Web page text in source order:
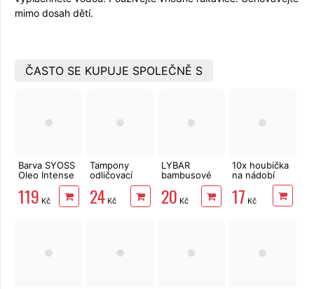
mimo dosah dětí.
ČASTO SE KUPUJE SPOLEČNĚ S
Barva SYOSS
Oleo Intense
oříškově
plavý
119 Kč
Tampony
odličovací
LINTEO 120
ks
24Kč
LYBAR
bambusové
tyčinky 200
ks
20 Kč
10x houbička
na nádobí
17 Kč